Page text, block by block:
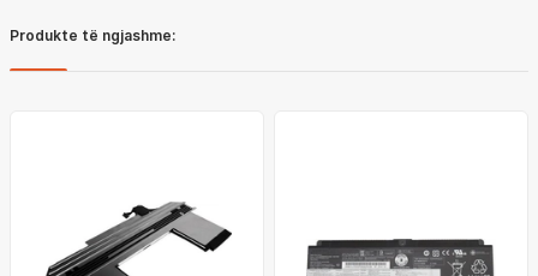
Produkte të ngjashme: